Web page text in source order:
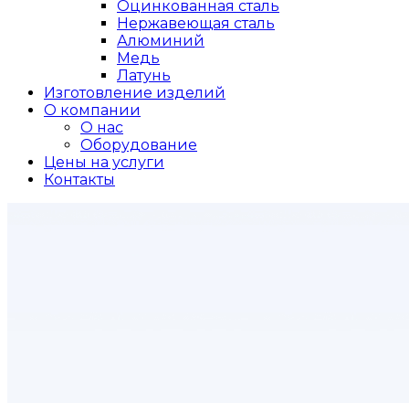
Оцинкованная сталь
Нержавеющая сталь
Алюминий
Медь
Латунь
Изготовление изделий
О компании
О нас
Оборудование
Цены на услуги
Контакты